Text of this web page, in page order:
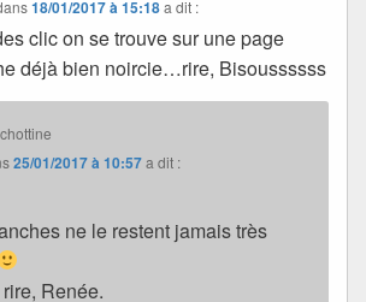
18/01/2017 à 15:18 a dit :
clic on se trouve sur une page
déjà bien noircie…rire, Bisoussssss
25/01/2017 à 10:57a dit :
ne le restent jamais très
Renée.